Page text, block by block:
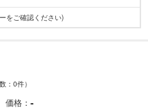
をご確認ください)
：0件）
価格 -